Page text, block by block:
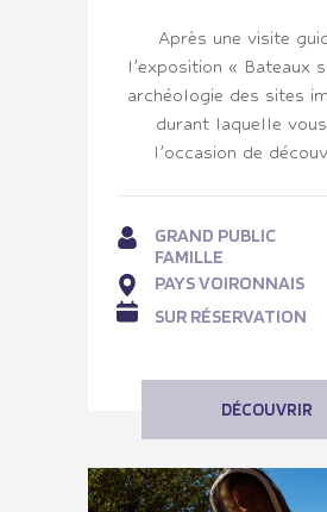
Après une visite
l’exposition « Bateaux
archéologie des sites
durant laquelle
l’occasion de
GRAND PUBLIC
FAMILLE
PAYS VOIRONNAIS
SUR RÉSERVATION
DÉCOUVRIR